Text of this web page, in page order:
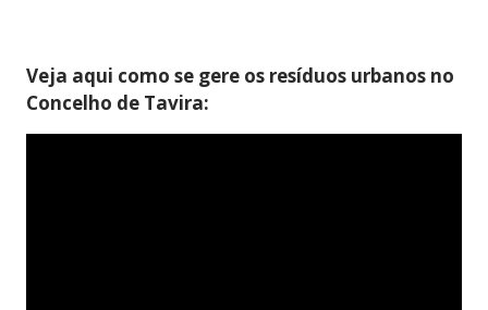
Veja aqui como se gere os resíduos urbanos no
Concelho de Tavira: